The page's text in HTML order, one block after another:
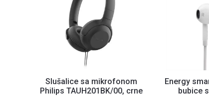
Slušalice sa mikrofonom
Philips TAUH201BK/00, crne
Energy
bubice